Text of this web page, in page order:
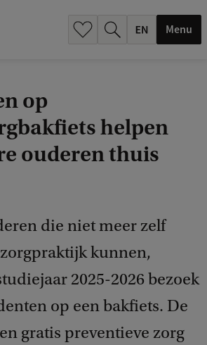
Menu
op
helpen
ouderen thuis
die niet meer zelf
kunnen,
2025-2026 bezoek
op een bakfiets. De
gratis preventieve zorg